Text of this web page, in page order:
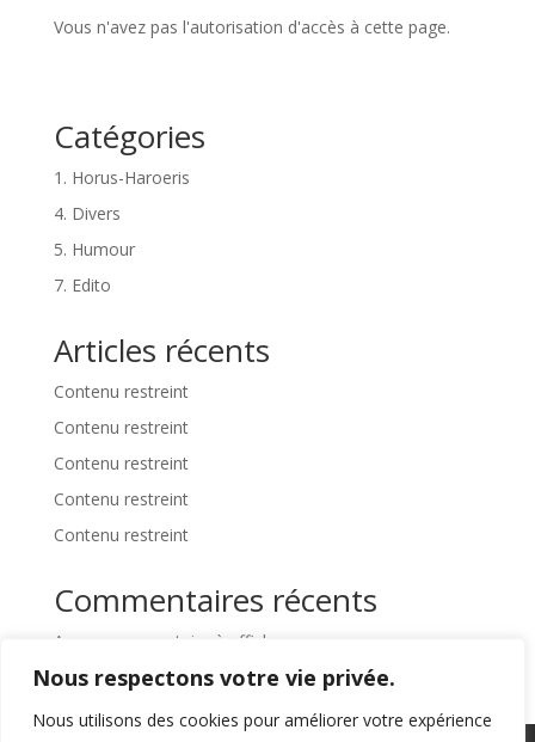
Nous respectons votre vie privée.
Nous utilisons des cookies pour améliorer votre expérience
Vous n'avez pas l'autorisation d'accès à cette page.
Catégories
1. Horus-Haroeris
4. Divers
5. Humour
7. Edito
Articles récents
Contenu restreint
Contenu restreint
Contenu restreint
Contenu restreint
Contenu restreint
Commentaires récents
Aucun commentaire à afficher.